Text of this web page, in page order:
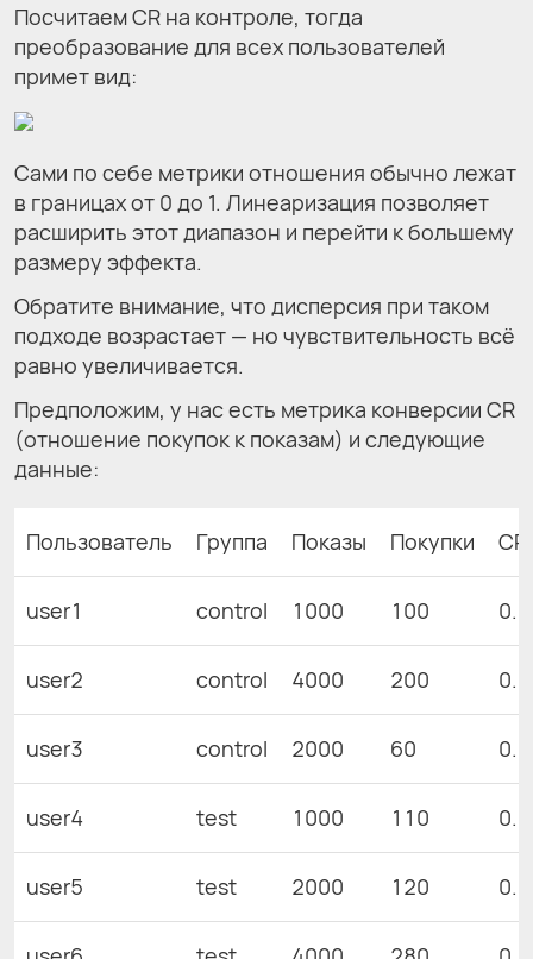
Посчитаем CR на контроле, тогда
преобразование для всех пользователей
примет вид:
Сами по себе метрики отношения обычно лежат
в границах от 0 до 1. Линеаризация позволяет
расширить этот диапазон и перейти к большему
размеру эффекта.
Обратите внимание, что дисперсия при таком
подходе возрастает — но чувствительность всё
равно увеличивается.
Предположим, у нас есть метрика конверсии CR
(отношение покупок к показам) и следующие
данные:
Пользователь Группа Показы Покупки
user1 control 1000 100 0.1
user2 control 4000 200
user3 control 2000 60
user4 test 1000 110
user5 test 2000 120